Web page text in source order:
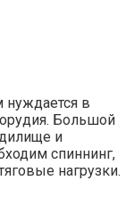
в
Большой
и
спиннинг,
нагрузки.